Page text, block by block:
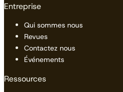
Entreprise
Qui sommes nous
Revues
Contactez nous
Événements
Ressources